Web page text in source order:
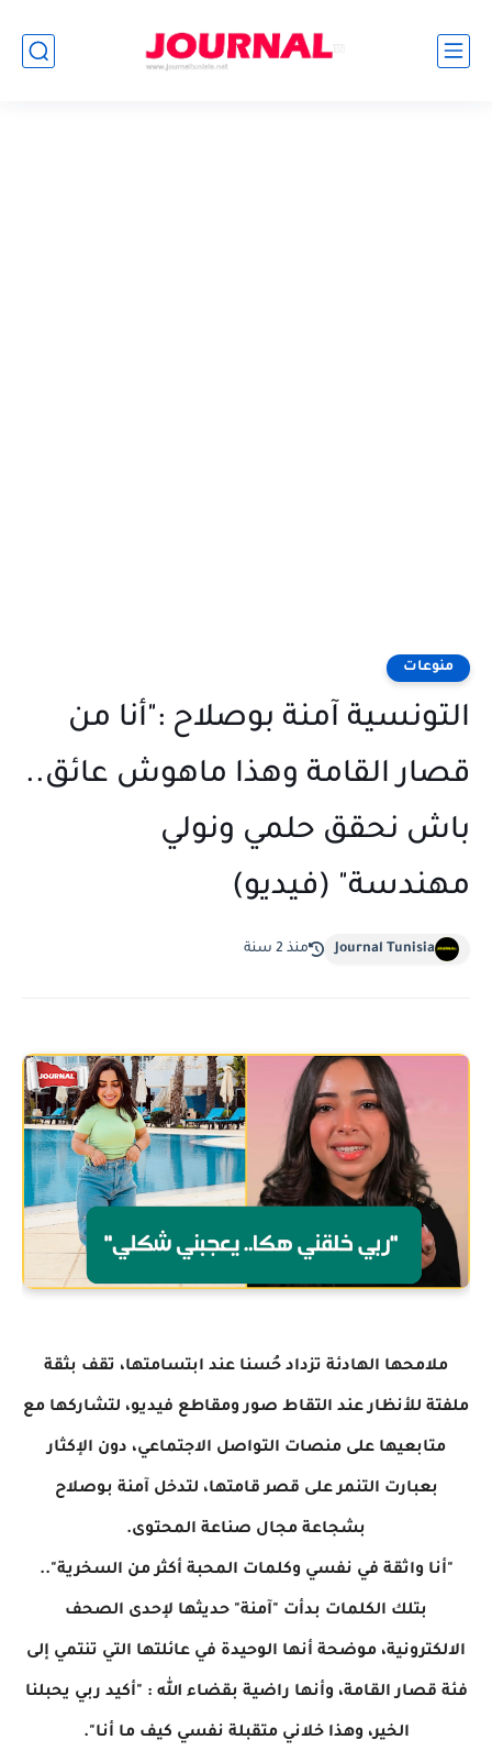
منوعات
التونسية آمنة بوصلاح :"أنا من
قصار القامة وهذا ماهوش عائق..
باش نحقق حلمي ونولي
مهندسة" (فيديو)
Journal Tunisia منذ 2 سنة
ملامحها الهادئة تزداد حُسنا عند ابتسامتها، تقف بثقة
ملفتة للأنظار عند التقاط صور ومقاطع فيديو، لتشاركها مع
متابعيها على منصات التواصل الاجتماعي، دون الإكثار
بعبارت التنمر على قصر قامتها، لتدخل آمنة بوصلاح
بشجاعة مجال صناعة المحتوى.
"أنا واثقة في نفسي وكلمات المحبة أكثر من السخرية"..
بتلك الكلمات بدأت "آمنة" حديثها لإحدى الصحف
الالكترونية، موضحة أنها الوحيدة في عائلتها التي تنتمي إلى
فئة قصار القامة، وأنها راضية بقضاء الله : "أكيد ربي يحبلنا
الخير، وهذا خلاني متقبلة نفسي كيف ما أنا".